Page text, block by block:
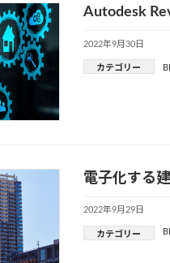
Autodesk
2022年9月30日
カテゴリー
電子化する
2022年9月29日
カテゴリー